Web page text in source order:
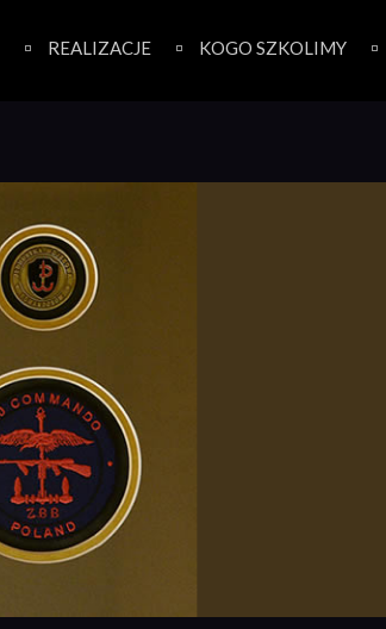
REALIZACJE KOGO SZKOLIMY